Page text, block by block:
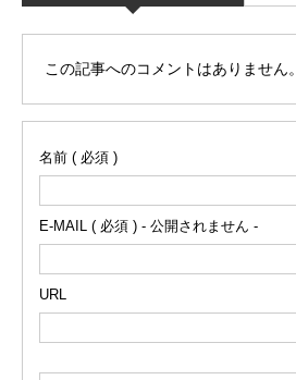
この記事へのコメントはありません。
名前 ( 必須 )
E-MAIL ( 必須 ) - 公開されません -
URL